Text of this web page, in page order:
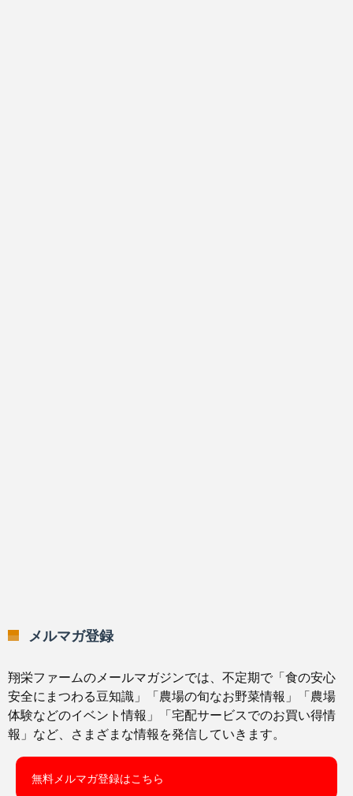
メルマガ登録
翔栄ファームのメールマガジンでは、不定期で「食の安心
安全にまつわる豆知識」「農場の旬なお野菜情報」「農場
体験などのイベント情報」「宅配サービスでのお買い得情
報」など、さまざまな情報を発信していきます。
無料メルマガ登録はこちら